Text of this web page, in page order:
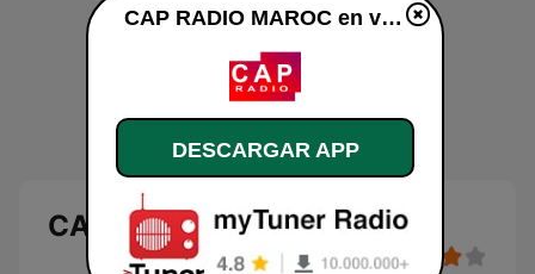
CAP RADIO MAROC
CAP RADIO MAROC en vivo
DESCARGAR APP